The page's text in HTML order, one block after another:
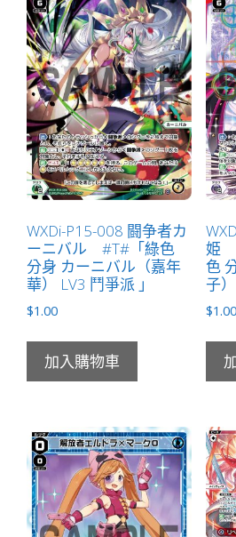
WXDi-P15-008 闘争者カ
ーニバル #T#「綠色
分身 カーニバル（嘉年
華） LV3 鬥爭派 」
$1.00
加入購物車
姫
色
子
$1.00